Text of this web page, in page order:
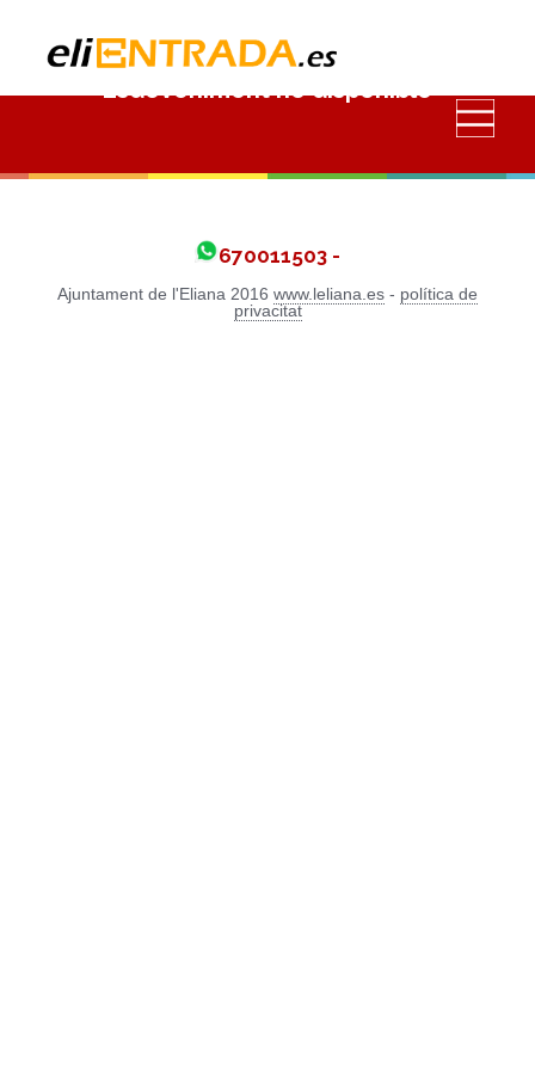
Esdeveniment no disponible
670011503 -
Ajuntament de l'Eliana 2016 www.leliana.es - política de
privacitat